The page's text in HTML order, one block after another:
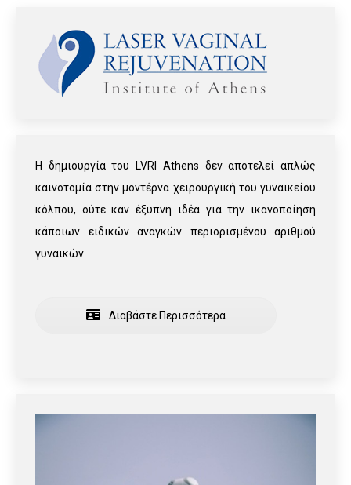
Η δημιουργία του LVRI Athens δεν αποτελεί απλώς
καινοτομία στην μοντέρνα χειρουργική του γυναικείου
κόλπου, ούτε καν έξυπνη ιδέα για την ικανοποίηση
κάποιων ειδικών αναγκών περιορισμένου αριθμού
γυναικών.
Διαβάστε Περισσότερα